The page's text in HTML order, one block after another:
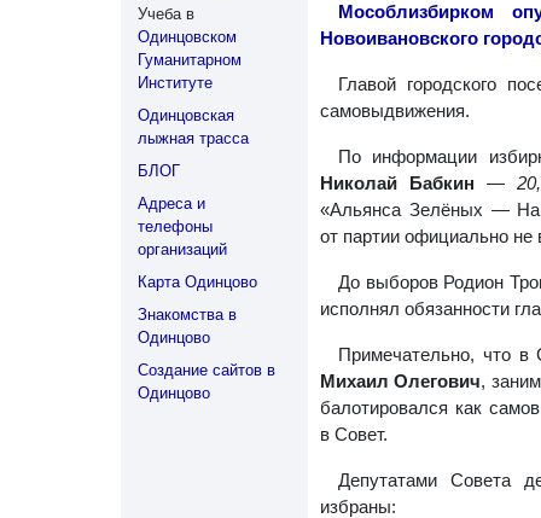
Учеба в
Одинцовском
Гуманитарном
Институте
Одинцовская
лыжная трасса
БЛОГ
Адреса и
телефоны
организаций
Карта Одинцово
Знакомства в
Одинцово
Создание сайтов в
Одинцово
Мособлизбирком
Новоивановского
Главой городского
самовыдвижения.
По информации
Николай Бабкин —
«Альянса Зелёных —
от партии официально не
До выборов Родион
исполнял обязанности
Примечательно, что в
Михаил Олегович,
балотировался как
в Совет.
Депутатами Совета
избраны: